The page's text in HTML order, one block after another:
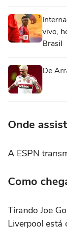
vivo,
Brasil
De
Onde
A ESPN
Como
Tirando Joe
Liverpool está